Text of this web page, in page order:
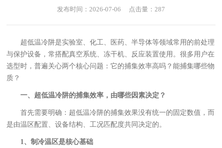
发布时间：2026-07-06 点击量：287
超低温冷阱是实验室、化工、医药、半导体等领域常用的前处理
与保护设备，常搭配真空系统、冻干机、反应装置使用。很多用户在
选型时，普遍关心两个核心问题：它的捕集效率高吗？能捕集哪些物
质？
一、超低温冷阱的捕集效率，由哪些因素决定？
首先需要明确：超低温冷阱的捕集效果没有统一的固定数值，而
是由温区配置、设备结构、工况匹配度共同决定的。
1、制冷温区是核心基础